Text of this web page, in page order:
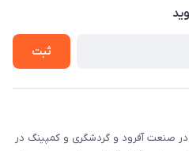
ثبت
صنعت آفرود و گردشگری و کمپینگ در